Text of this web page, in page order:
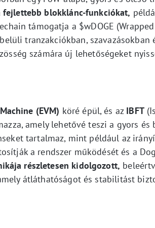
fejlettebb blokklánc-funkciókat,
támogatja a $wDOGE
tranzakciókban, szavazásokban
számára új lehetőségeket
(EVM) köré épül, és az IBFT
amely lehetővé teszi a gyors és
tartalmaz, mint például az
a rendszer működését és a
részletesen kidolgozott,
átláthatóságot és stabilitást